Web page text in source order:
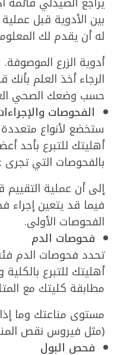
بين الأدوية قبل
له أن يقدم لك
أدوية الزرع الموصوفة.
الرجاء أخذ العلم
حسب وضعك الصحي
الفحوصات
ستخضع لأنواع
أهليتك للتبرع بأحد
بالفحوصات التي تجرى
إلى أن عملية
فيما قد يتعين إجراء
الفحوصات الأولى.
فحوصات الدم
تحدد فحوصات الدم
أهليتك للتبرع
مطابقة كليتك مع
مستوى مناعتك وما
(مثل فيروس نقص
فحص البول